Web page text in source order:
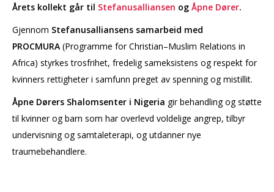
Årets kollekt går til Stefanusalliansen og Åpne Dører.
Gjennom Stefanusalliansens samarbeid med
PROCMURA (Programme for Christian–Muslim Relations in
Africa) styrkes trosfrihet, fredelig sameksistens og respekt for
kvinners rettigheter i samfunn preget av spenning og mistillit.
Åpne Dørers Shalomsenter i Nigeria gir behandling og støtte
til kvinner og barn som har overlevd voldelige angrep, tilbyr
undervisning og samtaleterapi, og utdanner nye
traumebehandlere.